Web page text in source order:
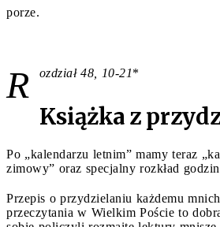
porze.
R ozdział 48, 10-21*
Książka z
Po „kalendarzu letnim” mamy teraz
zimowy” oraz specjalny rozkład
Przepis o przydzielaniu każdemu
przeczytania w Wielkim Poście to